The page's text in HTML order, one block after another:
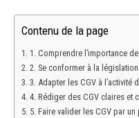
Contenu de la page
1. Comprendre l’importance
2. Se conformer à la
3. Adapter les CGV à l’activité
4. Rédiger des CGV claires et
5. Faire valider les CGV par